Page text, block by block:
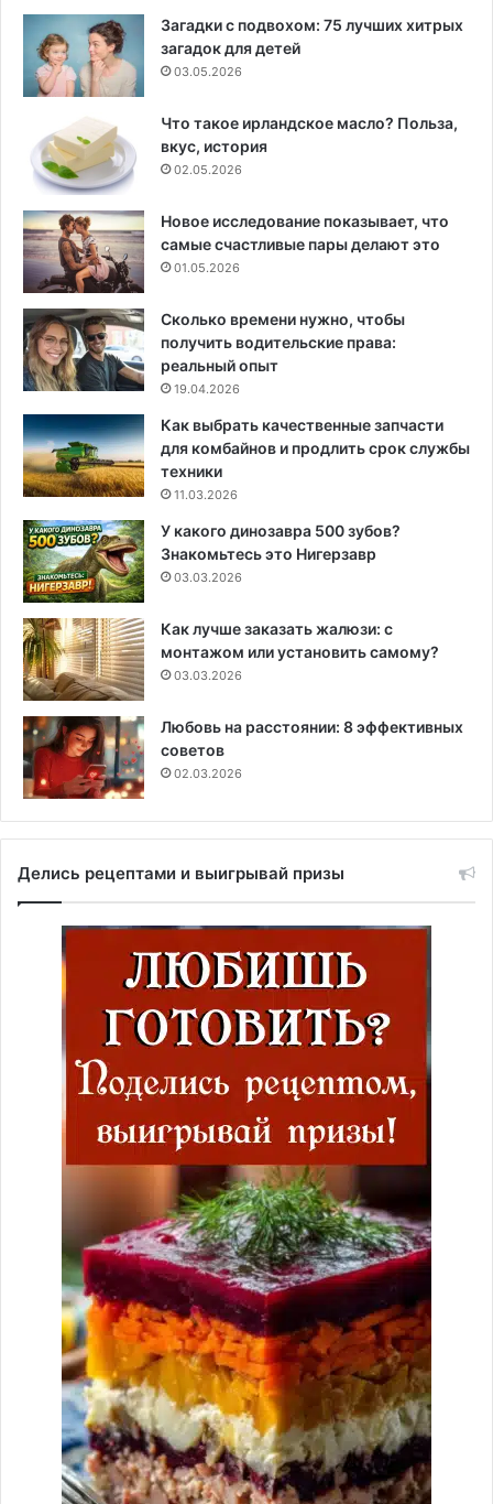
Загадки с подвохом: 75 лучших хитрых
загадок для детей
03.05.2026
Что такое ирландское масло? Польза,
вкус, история
02.05.2026
Новое исследование показывает, что
самые счастливые пары делают это
01.05.2026
Сколько времени нужно, чтобы
получить водительские права:
реальный опыт
19.04.2026
Как выбрать качественные запчасти
для комбайнов и продлить срок службы
техники
11.03.2026
У какого динозавра 500 зубов?
Знакомьтесь это Нигерзавр
03.03.2026
Как лучше заказать жалюзи: с
монтажом или установить самому?
03.03.2026
Любовь на расстоянии: 8 эффективных
советов
02.03.2026
Делись рецептами и выигрывай призы